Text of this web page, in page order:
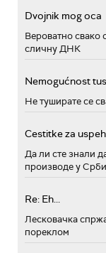
Dvojnik mog oca
Вероватно свако
сличну ДНК
Nemogućnost
Не туширате се
Cestitke za uspeh
Да ли сте знали
производе у
Re: Eh...
Лесковачка
пореклом